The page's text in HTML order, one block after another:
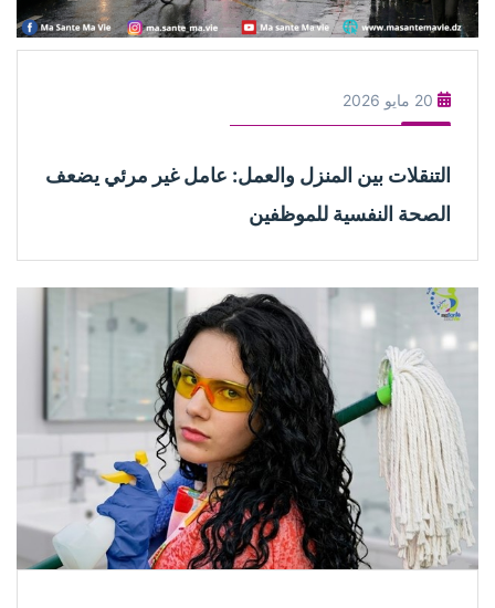
20 مايو 2026
التنقلات بين المنزل والعمل: عامل غير مرئي يضعف
الصحة النفسية للموظفين